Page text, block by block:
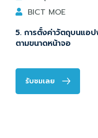
BICT MOE
5. การตั้งค่าวัตถุบนแอ
ตามขนาดหน้าจอ
รับชมเลย